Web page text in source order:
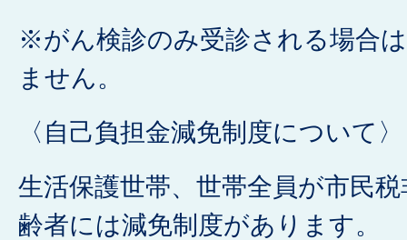
※がん検診のみ受診される場合
ません。
〈自己負担金減免制度について〉
生活保護世帯、世帯全員が市民
齢者には減免制度があります。